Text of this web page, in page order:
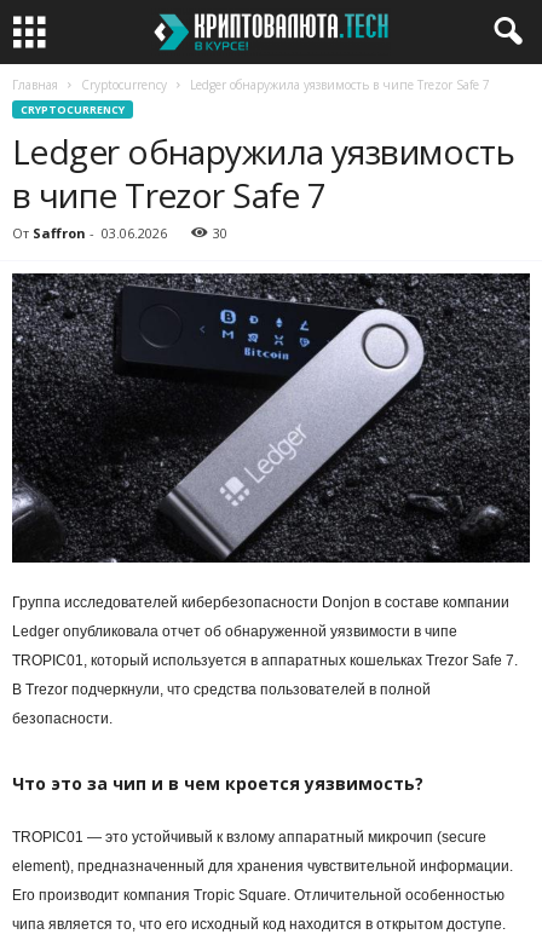
Главная Cryptocurrency Ledger обнаружила уязвимость в чипе Trezor Safe 7
CRYPTOCURRENCY
Ledger обнаружила уязвимость
в чипе Trezor Safe 7
От Saffron - 03.06.2026 30
Группа исследователей кибербезопасности Donjon в составе компании
Ledger опубликовала отчет об обнаруженной уязвимости в чипе
TROPIC01, который используется в аппаратных кошельках Trezor Safe 7.
В Trezor подчеркнули, что средства пользователей в полной
безопасности.
Что это за чип и в чем кроется уязвимость?
TROPIC01 — это устойчивый к взлому аппаратный микрочип (secure
element), предназначенный для хранения чувствительной информации.
Его производит компания Tropic Square. Отличительной особенностью
чипа является то, что его исходный код находится в открытом доступе.